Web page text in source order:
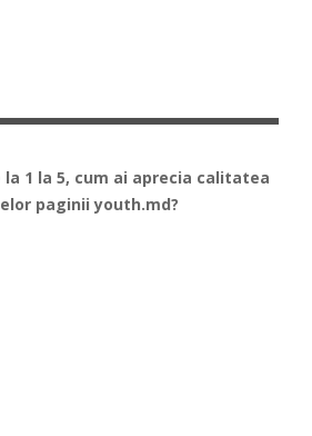
la 1 la 5, cum ai aprecia calitatea
paginii youth.md?